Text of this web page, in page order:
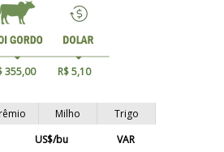
355,00 R$ 5,10
Milho
Trigo
US$/bu
VAR